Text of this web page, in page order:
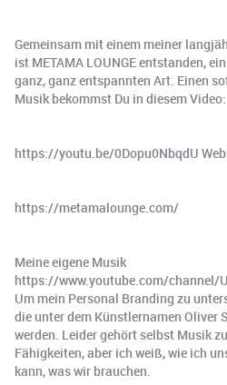
Gemeinsam mit einem meiner
ist METAMA LOUNGE entstanden,
ganz, ganz entspannten Art. Einen
Musik bekommst Du in diesem Video:
https://youtu.be/0Dopu0NbqdU
https://metamalounge.com/
Meine eigene Musik
https://www.youtube.com/channel/
Um mein Personal Branding zu
die unter dem Künstlernamen
werden. Leider gehört selbst Musik
Fähigkeiten, aber ich weiß, wie ich
kann, was wir brauchen.